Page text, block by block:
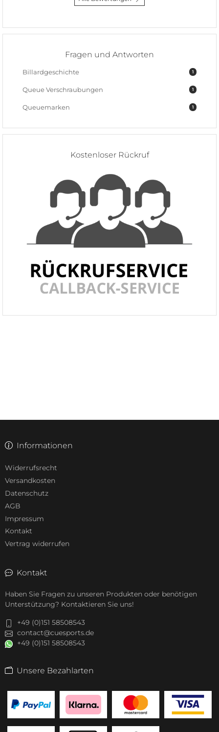
Fragen und Antworten
1
Billardgeschichte
1
Queue Verschraubungen
1
Queuemarken
Kostenloser Rückruf
Informationen
Widerrufsrecht
Versandkosten
Datenschutz
AGB
Impressum
Kontakt
Vertrag widerrufen
Kontakt
Haben Sie Fragen zu unseren Produkten oder benötigen
Unterstützung? Kontaktieren Sie uns!
+49 (0)151 58508543
contact@cuesports.de
+49 (0)151 58508543
Unsere Bezahlarten